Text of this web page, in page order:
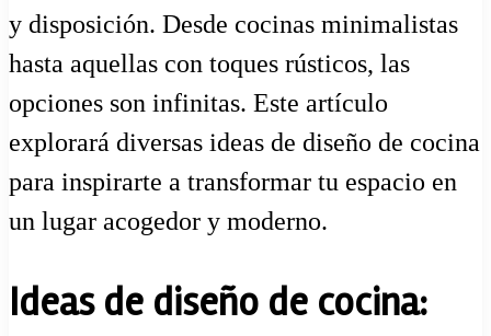
y disposición. Desde cocinas minimalistas
hasta aquellas con toques rústicos, las
opciones son infinitas. Este artículo
explorará diversas ideas de diseño de cocina
para inspirarte a transformar tu espacio en
un lugar acogedor y moderno.
Ideas de diseño de cocina: